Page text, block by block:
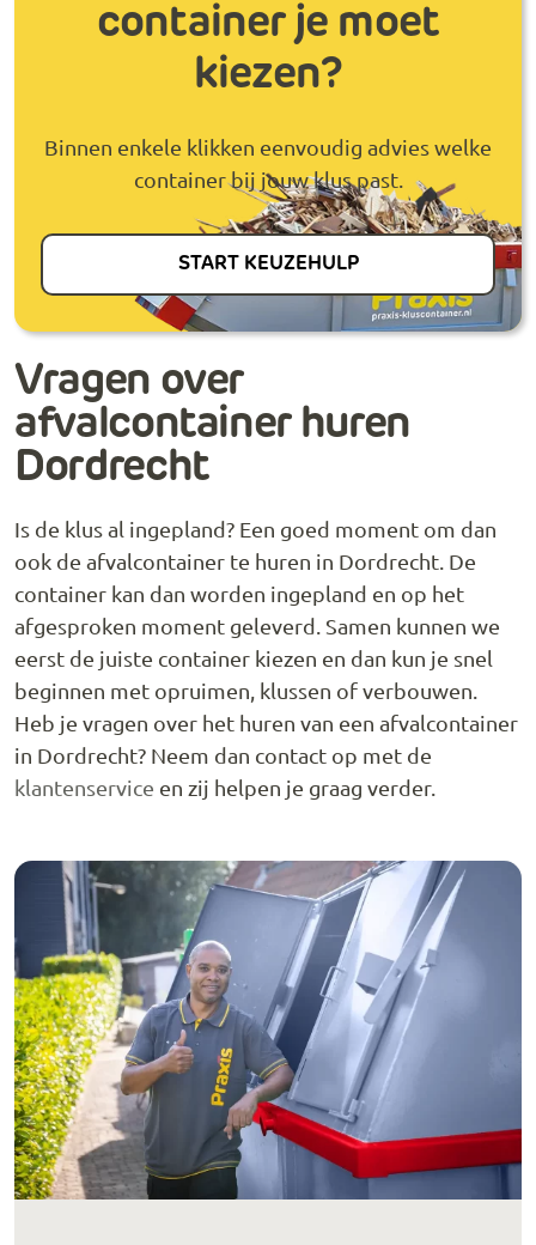
container je moet
kiezen?
Binnen enkele klikken eenvoudig advies welke
container bij jouw klus past.
START KEUZEHULP
Vragen over
afvalcontainer huren
Dordrecht
Is de klus al ingepland? Een goed moment om dan
ook de afvalcontainer te huren in Dordrecht. De
container kan dan worden ingepland en op het
afgesproken moment geleverd. Samen kunnen we
eerst de juiste container kiezen en dan kun je snel
beginnen met opruimen, klussen of verbouwen.
Heb je vragen over het huren van een afvalcontainer
in Dordrecht? Neem dan contact op met de
klantenservice en zij helpen je graag verder.